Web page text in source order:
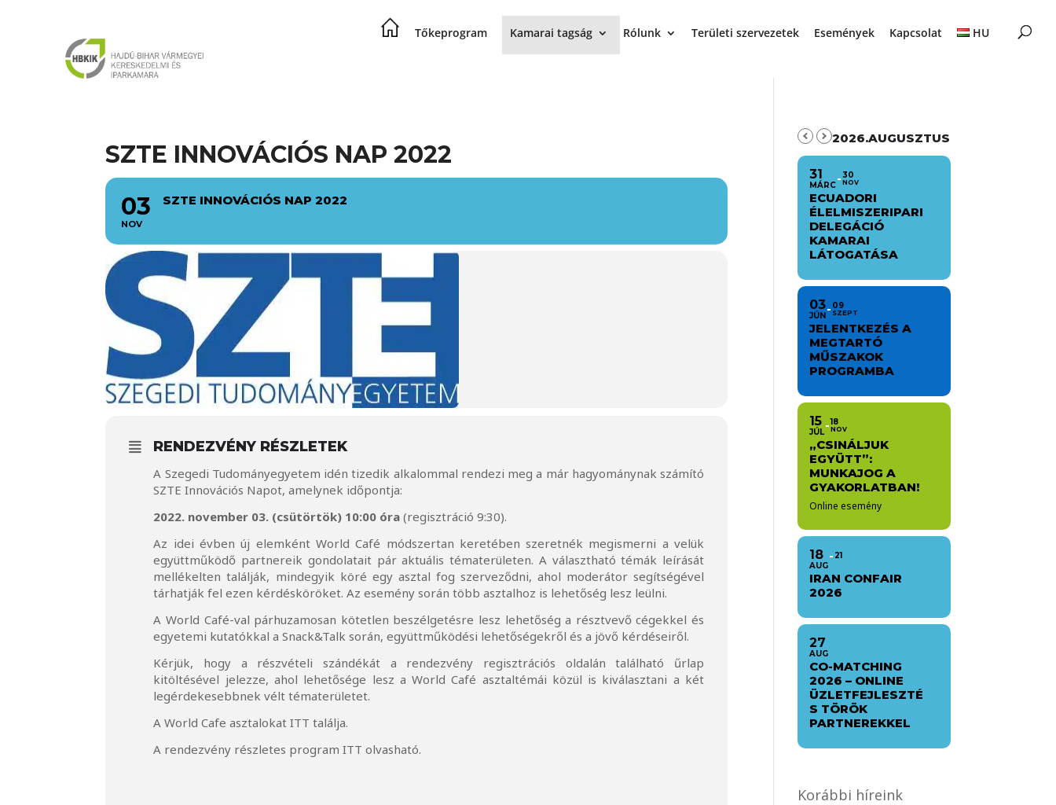
Tőkeprogram Kamarai tagság Rólunk Területi szervezetek Események Kapcsolat HU
SZTE INNOVÁCIÓS NAP 2022
03
NOV
SZTE INNOVÁCIÓS NAP 2022
RENDEZVÉNY RÉSZLETEK
A Szegedi Tudományegyetem idén tizedik alkalommal rendezi meg a már hagyománynak számító
SZTE Innovációs Napot, amelynek időpontja:
2022. november 03. (csütörtök) 10:00 óra (regisztráció 9:30).
Az idei évben új elemként World Café módszertan keretében szeretnék megismerni a velük
együttműködő partnereik gondolatait pár aktuális tématerületen. A választható témák leírását
mellékelten találják, mindegyik köré egy asztal fog szerveződni, ahol moderátor segítségével
tárhatják fel ezen kérdésköröket. Az esemény során több asztalhoz is lehetőség lesz leülni.
A World Café-val párhuzamosan kötetlen beszélgetésre lesz lehetőség a résztvevő cégekkel és
egyetemi kutatókkal a Snack&Talk során, együttműködési lehetőségekről és a jövő kérdéseiről.
Kérjük, hogy a részvételi szándékát a rendezvény regisztrációs oldalán található űrlap
kitöltésével jelezze, ahol lehetősége lesz a World Café asztaltémái közül is kiválasztani a két
legérdekesebbnek vélt tématerületet.
A World Cafe asztalokatITT találja.
A rendezvény részletes programITT olvasható.
2026.AUGUSZTUS
31
MÁRC
30
NOV
ECUADORI
ÉLELMISZERIPARI
DELEGÁCIÓ
KAMARAI
LÁTOGATÁSA
03
JÚN
09
SZEPT
JELENTKEZÉS A
MEGTARTÓ
MŰSZAKOK
PROGRAMBA
15
JÚL
18
NOV
„CSINÁLJUK
EGYÜTT”:
MUNKAJOG A
GYAKORLATBAN!
Online esemény
18
AUG
21
IRAN CONFAIR
2026
27
AUG
CO-MATCHING
2026 – ONLINE
ÜZLETFEJLESZTÉ
S TÖRÖK
PARTNEREKKEL
Korábbi híreink